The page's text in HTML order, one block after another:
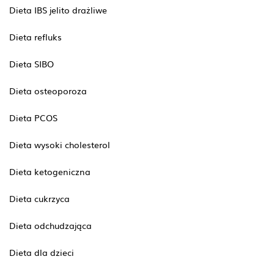
Dieta IBS jelito drażliwe
Dieta refluks
Dieta SIBO
Dieta osteoporoza
Dieta PCOS
Dieta wysoki cholesterol
Dieta ketogeniczna
Dieta cukrzyca
Dieta odchudzająca
Dieta dla dzieci